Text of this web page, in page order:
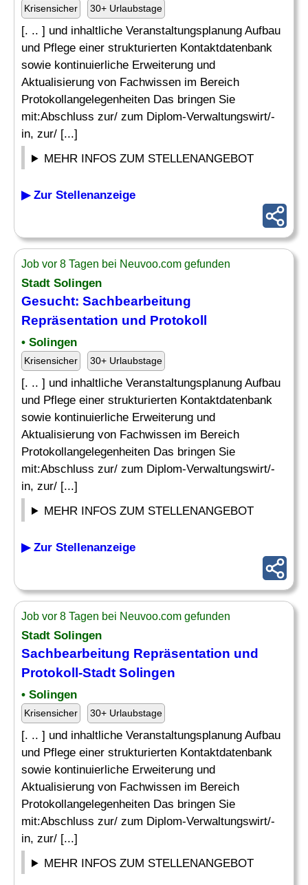
Krisensicher 30+ Urlaubstage
[. .. ] und inhaltliche Veranstaltungsplanung Aufbau
und Pflege einer strukturierten Kontaktdatenbank
sowie kontinuierliche Erweiterung und
Aktualisierung von Fachwissen im Bereich
Protokollangelegenheiten Das bringen Sie
mit:Abschluss zur/ zum Diplom-Verwaltungswirt/-
in, zur/ [...]
MEHR INFOS ZUM STELLENANGEBOT
▶ Zur Stellenanzeige
Job vor 8 Tagen bei Neuvoo.com gefunden
Stadt Solingen
Gesucht: Sachbearbeitung
Repräsentation und Protokoll
• Solingen
Krisensicher 30+ Urlaubstage
[. .. ] und inhaltliche Veranstaltungsplanung Aufbau
und Pflege einer strukturierten Kontaktdatenbank
sowie kontinuierliche Erweiterung und
Aktualisierung von Fachwissen im Bereich
Protokollangelegenheiten Das bringen Sie
mit:Abschluss zur/ zum Diplom-Verwaltungswirt/-
in, zur/ [...]
MEHR INFOS ZUM STELLENANGEBOT
▶ Zur Stellenanzeige
Job vor 8 Tagen bei Neuvoo.com gefunden
Stadt Solingen
Sachbearbeitung Repräsentation und
Protokoll-Stadt Solingen
• Solingen
Krisensicher 30+ Urlaubstage
[. .. ] und inhaltliche Veranstaltungsplanung Aufbau
und Pflege einer strukturierten Kontaktdatenbank
sowie kontinuierliche Erweiterung und
Aktualisierung von Fachwissen im Bereich
Protokollangelegenheiten Das bringen Sie
mit:Abschluss zur/ zum Diplom-Verwaltungswirt/-
in, zur/ [...]
MEHR INFOS ZUM STELLENANGEBOT